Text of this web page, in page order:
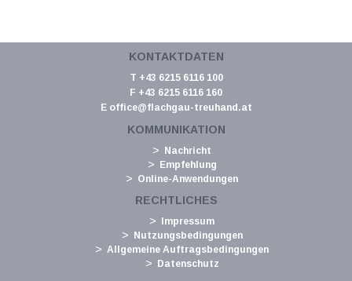
KONTAKTDATEN
T +43 6215 6116 100
F +43 6215 6116 160
E office@flachgau-treuhand.at
KOMMUNIKATION
Nachricht
Empfehlung
Online-Anwendungen
RECHTLICHES
Impressum
Nutzungsbedingungen
Allgemeine Auftragsbedingungen
Datenschutz